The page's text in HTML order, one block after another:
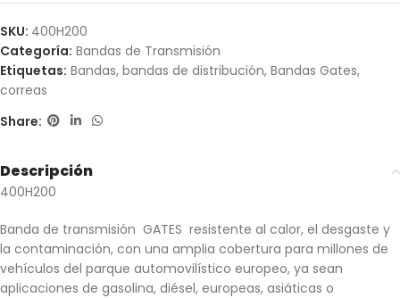
SKU: 400H200
Categoría: Bandas de Transmisión
Etiquetas: Bandas, bandas de distribución, Bandas Gates,
correas
Share:
Descripción
400H200
Banda de transmisión GATES resistente al calor, el desgaste y
la contaminación, con una amplia cobertura para millones de
vehículos del parque automovilístico europeo, ya sean
aplicaciones de gasolina, diésel, europeas, asiáticas o